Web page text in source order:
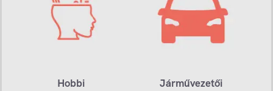
Hobbi
Járművezetői